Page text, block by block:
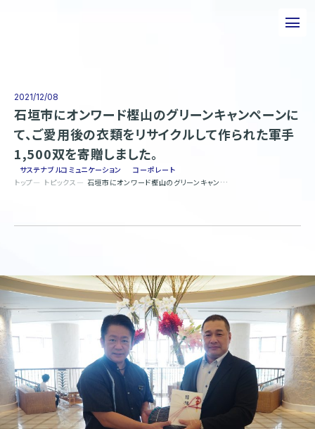
事業について
エピソード
実績紹介
トピックス
採用情報
お問い合わせ
株式会社オンワードホールディングス
オンワードパーソナルスタイル
〒102－8115
東京都千代田区飯田橋二丁目10－10
TEL：03-5226-1333
トップ トピックス 石垣市にオンワード樫山のグリーンキャンペーンにて、ご愛用後の衣類をリサイクルして作られた軍手1,500双を寄贈しました。
2021/12/08
石垣市にオンワード樫山のグリーンキャンペーンに
て、ご愛用後の衣類をリサイクルして作られた軍手
1,500双を寄贈しました。
サステナブルコミュニケーション コーポレート